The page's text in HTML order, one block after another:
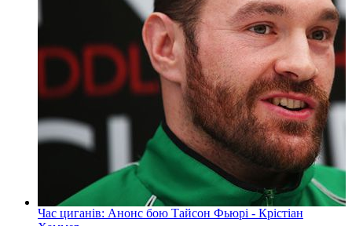
Час циганів: Анонс бою Тайсон Фьюрі - Крістіан